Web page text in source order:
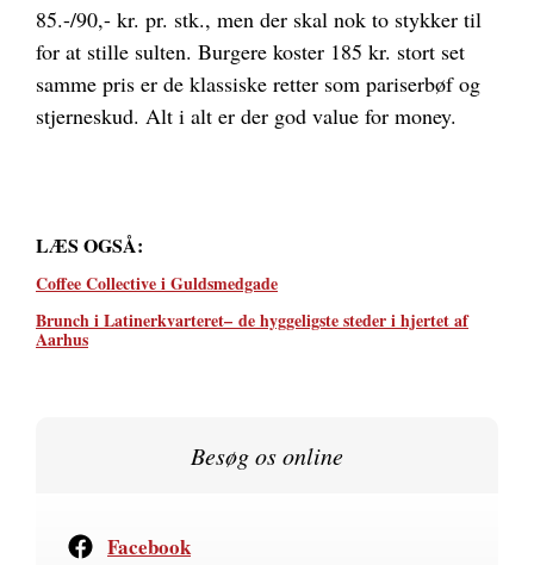
85.-/90,- kr. pr. stk., men der skal nok to stykker til
for at stille sulten. Burgere koster 185 kr. stort set
samme pris er de klassiske retter som pariserbøf og
stjerneskud. Alt i alt er der god value for money.
LÆS OGSÅ:
Coffee Collective i Guldsmedgade
Brunch i Latinerkvarteret– de hyggeligste steder i hjertet af
Aarhus
Besøg os online
Facebook